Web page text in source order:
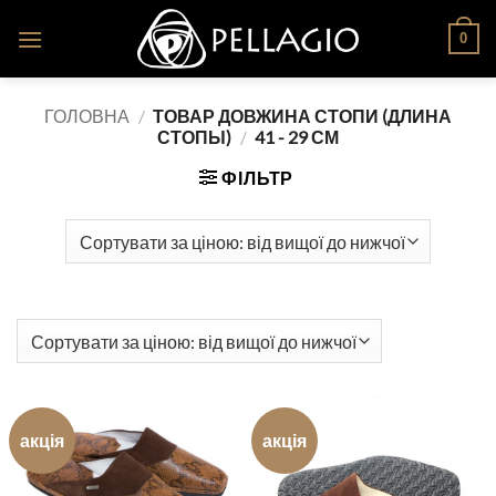
0
ГОЛОВНА / ТОВАР ДОВЖИНА СТОПИ (ДЛИНА
СТОПЫ) / 41 - 29 СМ
ФІЛЬТР
акція акція